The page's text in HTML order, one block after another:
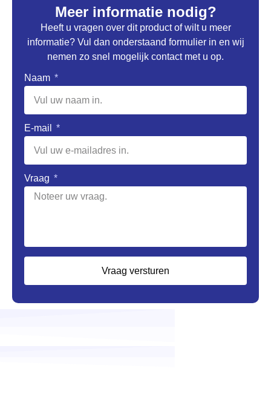
Meer informatie nodig?
Heeft u vragen over dit product of wilt u meer
informatie? Vul dan onderstaand formulier in en wij
nemen zo snel mogelijk contact met u op.
Naam
E-mail
Vraag
Vraag versturen